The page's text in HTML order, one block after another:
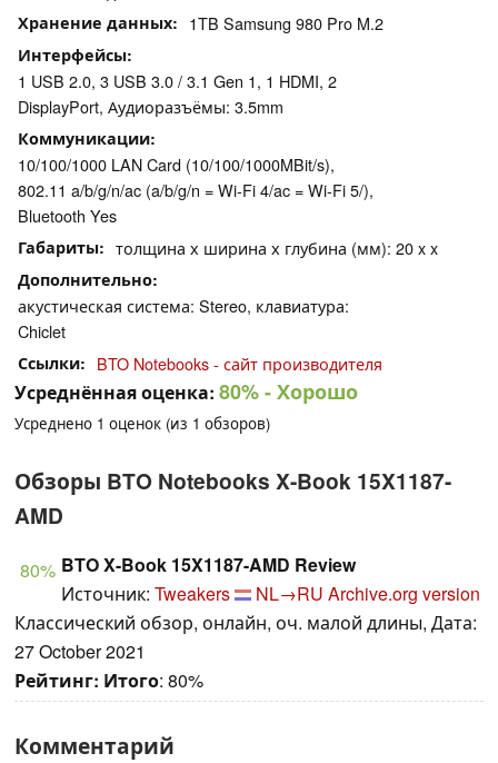
Хранение данных 1TB Samsung 980 Pro M.2
Интерфейсы
1 USB 2.0, 3 USB 3.0 / 3.1 Gen 1, 1 HDMI, 2
DisplayPort, Аудиоразъёмы: 3.5mm
Коммуникации
10/100/1000 LAN Card (10/100/1000MBit/s),
802.11 a/b/g/n/ac (a/b/g/n = Wi-Fi 4/ac = Wi-Fi 5/),
Bluetooth Yes
Габариты толщина х ширина х глубина (мм): 20 x x
Дополнительно
акустическая система: Stereo, клавиатура:
Chiclet
Ссылки BTO Notebooks - сайт производителя
Усреднённая оценка: 80%- Хорошо
Усреднено 1 оценок (из 1 обзоров)
Обзоры BTO Notebooks X-Book 15X1187-
AMD
80% BTO X-Book 15X1187-AMD Review
Источник: Tweakers NL→RU Archive.org version
Классический обзор, онлайн, оч. малой длины, Дата:
27 October 2021
Рейтинг: Итого: 80%
Комментарий